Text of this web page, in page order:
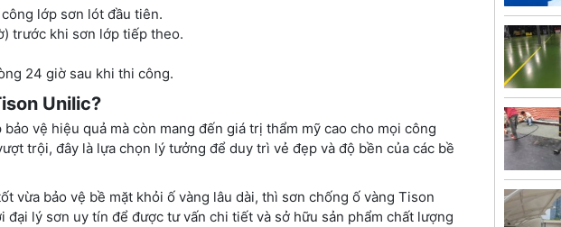
lớp sơn lót đầu tiên.
trước khi sơn lớp tiếp theo.
24 giờ sau khi thi công.
Unilic?
vệ hiệu quả mà còn mang đến giá trị thẩm mỹ cao cho mọi công
trội, đây là lựa chọn lý tưởng để duy trì vẻ đẹp và độ bền của các bề
vừa bảo vệ bề mặt khỏi ố vàng lâu dài, thì sơn chống ố vàng Tison
lý sơn uy tín để được tư vấn chi tiết và sở hữu sản phẩm chất lượng